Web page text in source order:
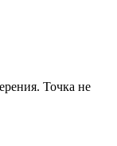
Точка не